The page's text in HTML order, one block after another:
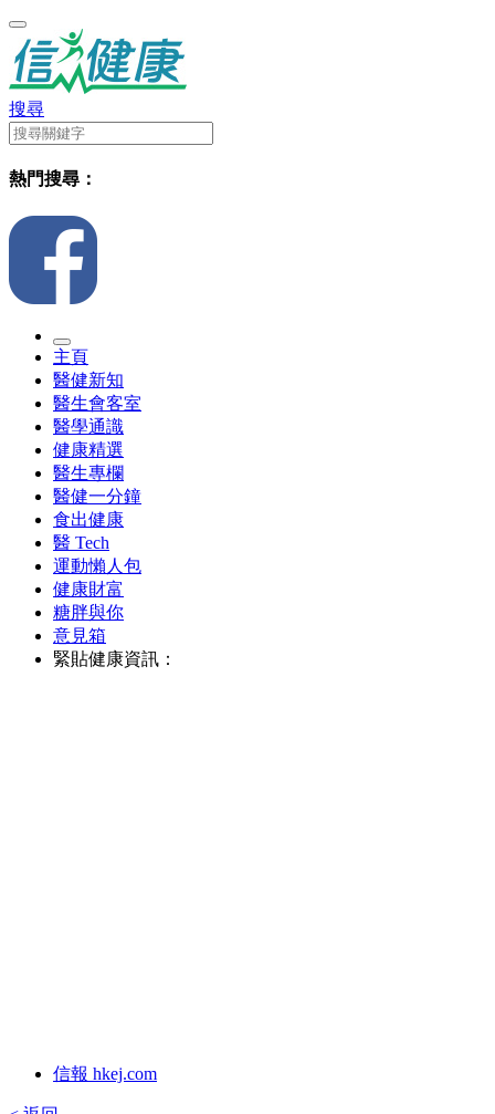
搜尋
熱門搜尋：
主頁
醫健新知
醫生會客室
醫學通識
健康精選
醫生專欄
醫健一分鐘
食出健康
醫 Tech
運動懶人包
健康財富
糖胖與你
意見箱
緊貼健康資訊：
信報 hkej.com